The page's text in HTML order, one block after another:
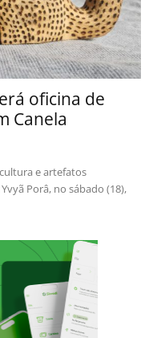
oficina de
Canela
e artefatos
Porâ, no sábado (18),